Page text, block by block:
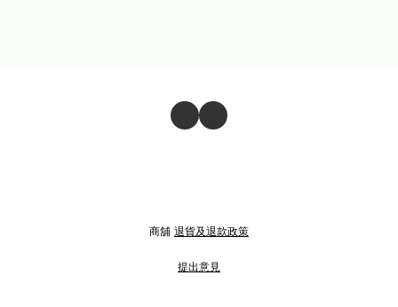
商舖 退貨及退款政策
提出意見